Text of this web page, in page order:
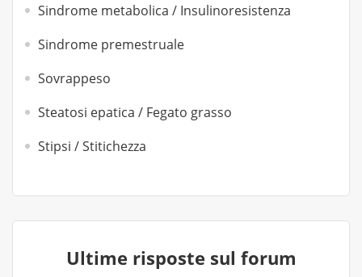
Sindrome metabolica / Insulinoresistenza
Sindrome premestruale
Sovrappeso
Steatosi epatica / Fegato grasso
Stipsi / Stitichezza
Ultime risposte sul forum